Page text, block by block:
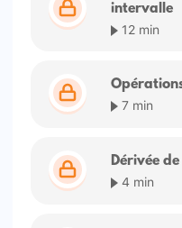
intervalle
12 min
7 min
Dérivée
4 min